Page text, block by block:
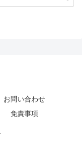
お問い合わせ
免責事項